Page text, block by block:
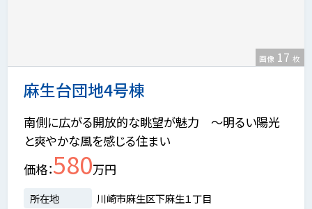
麻生台団地4号棟
画像 17 枚
南側に広がる開放的な眺望が魅力 ～明るい陽光
と爽やかな風を感じる住まい
価格 580万円
所在地
川崎市麻生区下麻生１丁目